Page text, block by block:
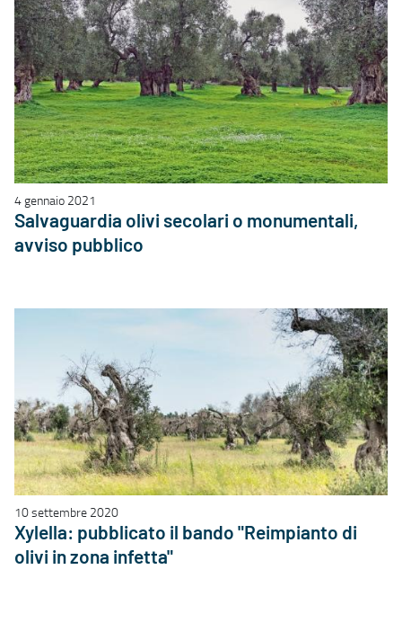
4 gennaio 2021
Salvaguardia olivi secolari o monumentali,
avviso pubblico
10 settembre 2020
Xylella: pubblicato il bando "Reimpianto di
olivi in zona infetta"